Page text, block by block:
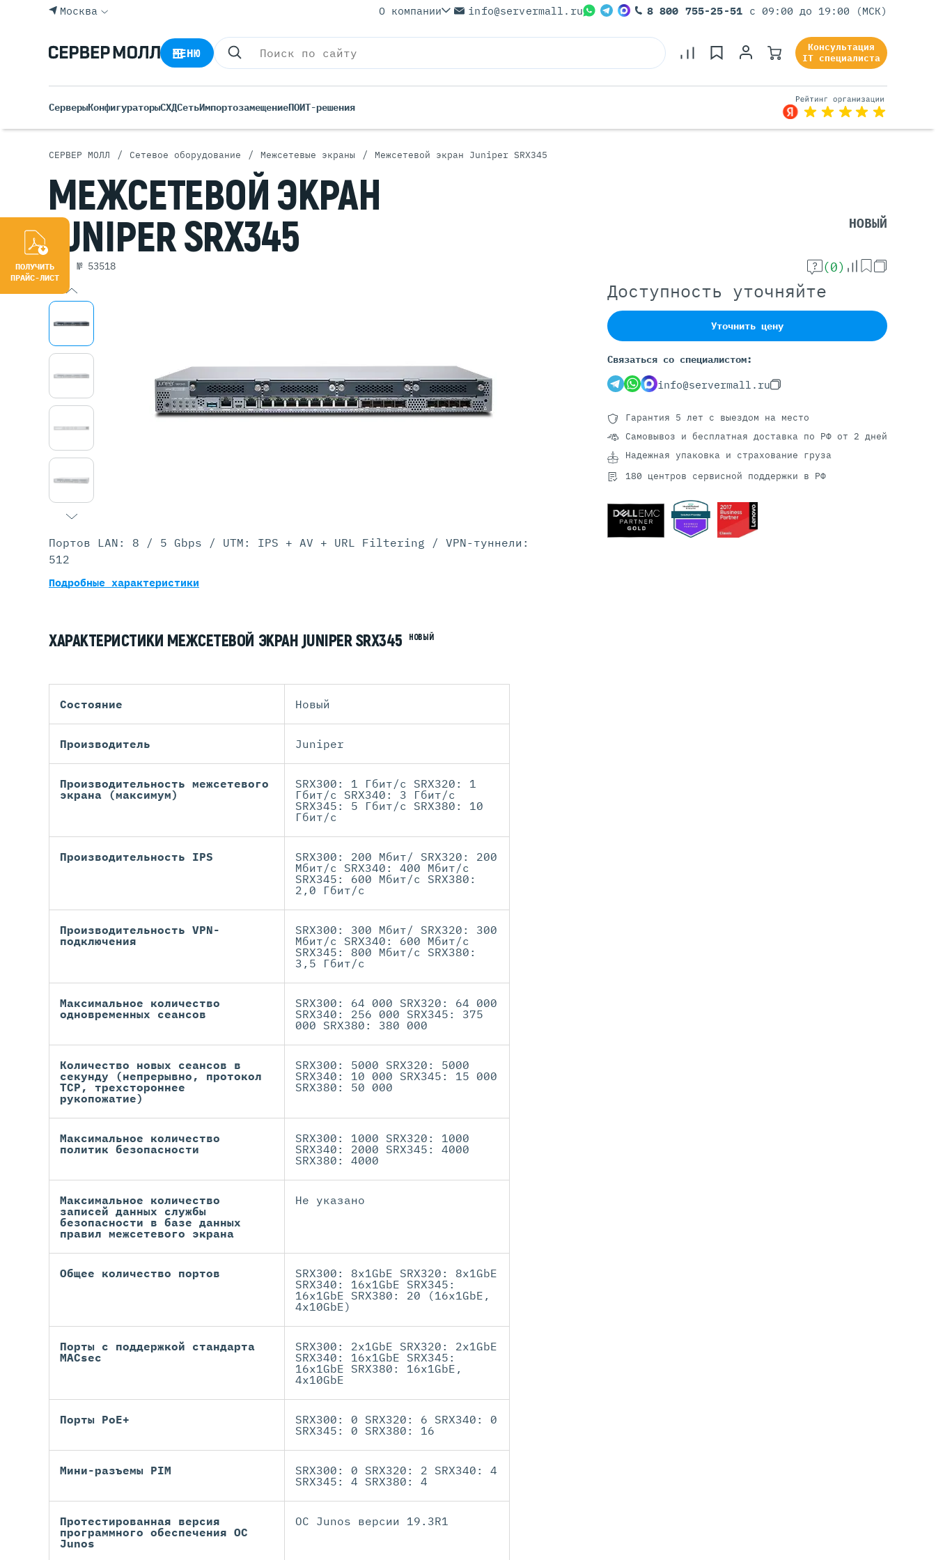
Rack Серверы
Tower Серверы
Российские Серверы
Б/У Серверы (Refurbished)
Серверы Huawei Atlas
DELL G17
DELL G16
DELL G15
HPE Gen12
HPE Gen11
HPE Gen10 Plus
Серверы С GPU
С GPU NVIDIA
С GPU Huawei Ascend
С 2 GPU
С 4 GPU
Москва О компании info@servermall.ru 8 800 755-25-51 с 09:00 до 19:00 (МСК)
МЕНЮ
Консультация
IT специалиста
СерверыКонфигураторыСХДСетьИмпортозамещениеПОИТ-решения
СЕРВЕР МОЛЛ / Сетевое оборудование / Межсетевые экраны / Межсетевой экран Juniper SRX345
МЕЖСЕТЕВОЙЭКРАН
JUNIPER SRX345
арт. № 53518
НОВЫЙ
(0)
Доступность уточняйте
Уточнить цену
Связаться со специалистом:
info@servermall.ru
Гарантия 5 лет с выездом на место
Самовывоз и бесплатная доставка по РФ от 2 дней
Надежная упаковка и страхование груза
180 центров сервисной поддержки в РФ
Портов LAN: 8 / 5 Gbps / UTM: IPS + AV + URL Filtering / VPN-туннели:
512
Подробные характеристики
ХАРАКТЕРИСТИКИ МЕЖСЕТЕВОЙ ЭКРАН JUNIPER SRX345 НОВЫЙ
Состояние Новый
Производитель Juniper
Производительность межсетевого
экрана (максимум)
SRX300: 1 Гбит/с SRX320: 1
Гбит/с SRX340: 3 Гбит/с
SRX345: 5 Гбит/с SRX380: 10
Гбит/с
Производительность IPS
SRX300: 200 Мбит/ SRX320: 200
Мбит/с SRX340: 400 Мбит/с
SRX345: 600 Мбит/с SRX380:
2,0 Гбит/с
Производительность VPN-
подключения
SRX300: 300 Мбит/ SRX320: 300
Мбит/с SRX340: 600 Мбит/с
SRX345: 800 Мбит/с SRX380:
3,5 Гбит/с
Максимальное количество
одновременных сеансов
SRX300: 64 000 SRX320: 64 000
SRX340: 256 000 SRX345: 375
000 SRX380: 380 000
Количество новых сеансов в
секунду (непрерывно, протокол
TCP, трехстороннее
рукопожатие)
SRX300: 5000 SRX320: 5000
SRX340: 10 000 SRX345: 15 000
SRX380: 50 000
Максимальное количество
политик безопасности
SRX300: 1000 SRX320: 1000
SRX340: 2000 SRX345: 4000
SRX380: 4000
Максимальное количество
записей данных службы
безопасности в базе данных
правил межсетевого экрана
Не указано
Общее количество портов
SRX300: 8x1GbE SRX320: 8x1GbE
SRX340: 16x1GbE SRX345:
16x1GbE SRX380: 20 (16x1GbE,
4x10GbE)
Порты с поддержкой стандарта
MACsec
SRX300: 2x1GbE SRX320: 2x1GbE
SRX340: 16x1GbE SRX345:
16x1GbE SRX380: 16x1GbE,
4x10GbE
Порты PoE+
SRX300: 0 SRX320: 6 SRX340: 0
SRX345: 0 SRX380: 16
Мини-разъемы PIM
SRX300: 0 SRX320: 2 SRX340: 4
SRX345: 4 SRX380: 4
Протестированная версия
программного обеспечения ОС
Junos
ОС Junos версии 19.3R1
ПОЛУЧИТЬ
ПРАЙС-ЛИСТ